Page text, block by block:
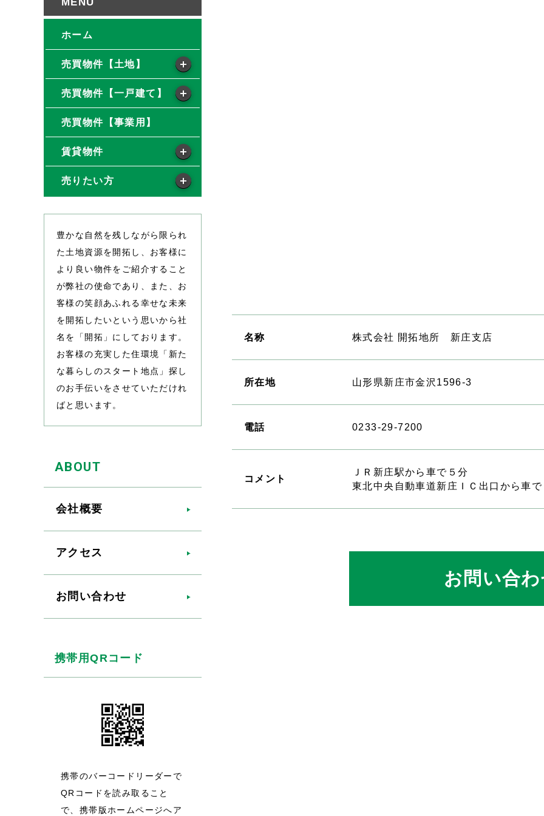
名称 株式会社 開拓地所 新庄支店
所在地 山形県新庄市金沢1596-3
電話 0233-29-7200
コメント
ＪＲ新庄駅から車で５分
東北中央自動車道新庄ＩＣ出口から車
お問い合
ホーム
売買物件【土地】
売買物件【一戸建て】
売買物件【事業用】
賃貸物件
売りたい方
豊かな自然を残しながら限られ
た土地資源を開拓し、お客様に
より良い物件をご紹介すること
が弊社の使命であり、また、お
客様の笑顔あふれる幸せな未来
を開拓したいという思いから社
名を「開拓」にしております。
お客様の充実した住環境「新た
な暮らしのスタート地点」探し
のお手伝いをさせていただけれ
ばと思います。
ABOUT
会社概要
アクセス
お問い合わせ
携帯用QRコード
携帯のバーコードリーダーで
QRコードを読み取ること
で、携帯版ホームページへア